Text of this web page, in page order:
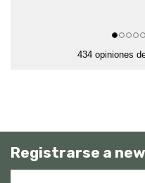
434 opiniones
Registrarse a